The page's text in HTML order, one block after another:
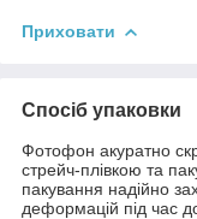
Приховати
Спосіб упаковки
Фотофон акуратно
стрейч-плівкою та
пакування надійно
деформацій під час